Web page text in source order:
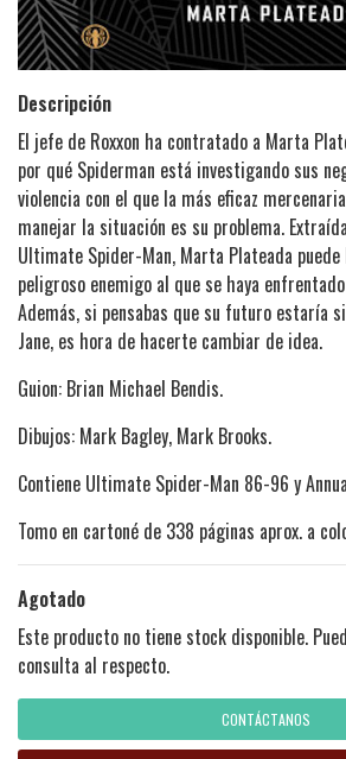
Descripción
El jefe de Roxxon ha contratado a Marta
por qué Spiderman está investigando sus
violencia con el que la más eficaz
manejar la situación es su problema.
Ultimate Spider-Man, Marta Plateada
peligroso enemigo al que se haya
Además, si pensabas que su futuro estaría
Jane, es hora de hacerte cambiar de idea.
Guion: Brian Michael Bendis.
Dibujos: Mark Bagley, Mark Brooks.
Contiene Ultimate Spider-Man 86-96 y
Tomo en cartoné de 338 páginas aprox. a
Agotado
Este producto no tiene stock disponible.
consulta al respecto.
CONTÁCTANOS